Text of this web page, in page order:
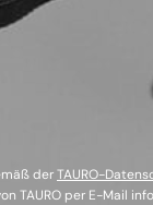
derTAURO-
TAURO per E-Mail